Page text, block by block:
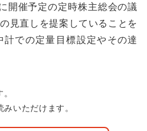
開催予定の定時株主総会の議
見直しを提案していることを
での定量目標設定やその達
いただけます。